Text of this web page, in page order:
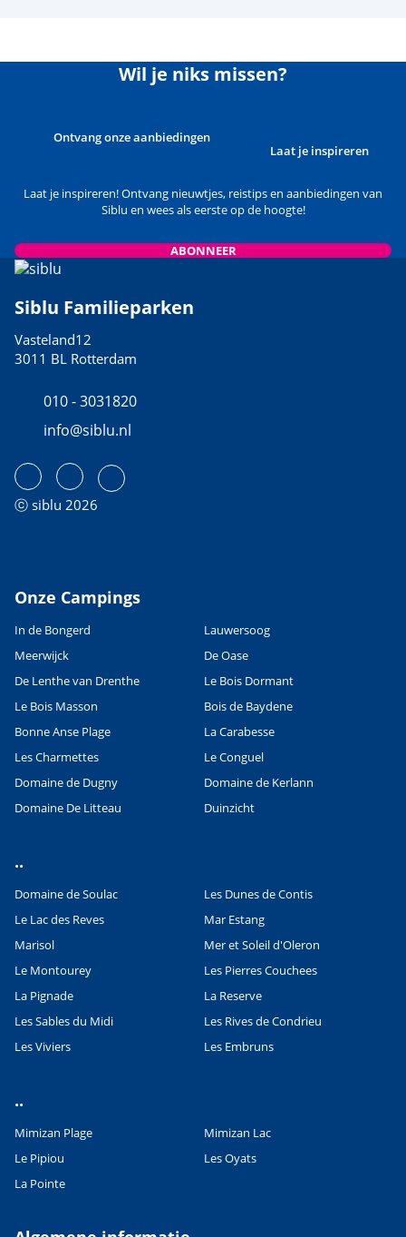
Wil je niks missen?
Ontvang onze aanbiedingen
Laat je inspireren
Laat je inspireren! Ontvang nieuwtjes, reistips en aanbiedingen van
Siblu en wees als eerste op de hoogte!
ABONNEER
Siblu Familieparken
Vasteland12
3011 BL Rotterdam
010 - 3031820
info@siblu.nl
ⓒ siblu 2026
Onze Campings
In de Bongerd
Lauwersoog
Meerwijck
De Oase
De Lenthe van Drenthe
Le Bois Dormant
Le Bois Masson
Bois de Baydene
Bonne Anse Plage
La Carabesse
Les Charmettes
Le Conguel
Domaine de Dugny
Domaine de Kerlann
Domaine De Litteau
Duinzicht
..
Domaine de Soulac
Les Dunes de Contis
Le Lac des Reves
Mar Estang
Marisol
Mer et Soleil d'Oleron
Le Montourey
Les Pierres Couchees
La Pignade
La Reserve
Les Sables du Midi
Les Rives de Condrieu
Les Viviers
Les Embruns
..
Mimizan Plage
Mimizan Lac
Le Pipiou
Les Oyats
La Pointe